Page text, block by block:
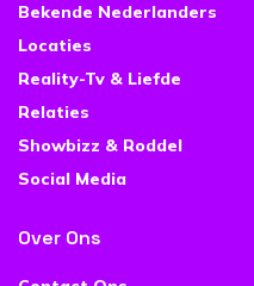
Bekende Nederlanders
Locaties
Reality-Tv & Liefde
Relaties
Showbizz & Roddel
Social Media
Over Ons